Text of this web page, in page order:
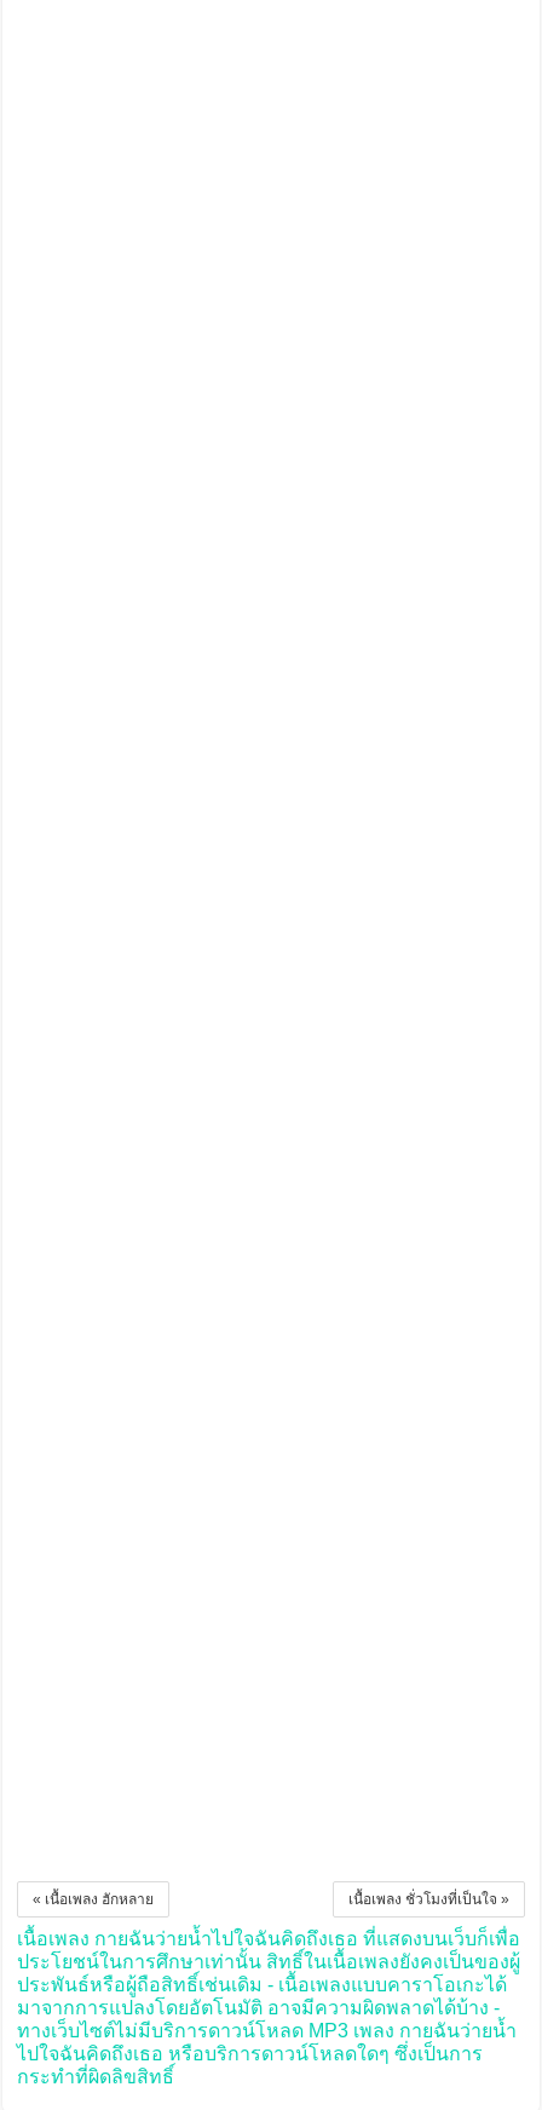
เนื้อเพลง ชั่วโมงที่เป็นใจ »
« เนื้อเพลง ฮักหลาย
เนื้อเพลง กายฉันว่ายน้ำไปใจฉันคิดถึงเธอ ที่แสดงบนเว็บก็เพื่อ
ประโยชน์ในการศึกษาเท่านั้น สิทธิ์ในเนื้อเพลงยังคงเป็นของผู้
ประพันธ์หรือผู้ถือสิทธิ์เช่นเดิม - เนื้อเพลงแบบคาราโอเกะได้
มาจากการแปลงโดยอัตโนมัติ อาจมีความผิดพลาดได้บ้าง -
ทางเว็บไซต์ไม่มีบริการดาวน์โหลด MP3 เพลง กายฉันว่ายน้ำ
ไปใจฉันคิดถึงเธอ หรือบริการดาวน์โหลดใดๆ ซึ่งเป็นการ
กระทำที่ผิดลิขสิทธิ์